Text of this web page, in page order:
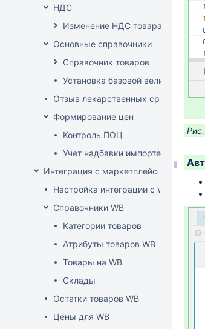
НДС
Изменение НДС товара
Основные справочники
Справочник товаров
Установка базовой величины
Отзыв лекарственных средств из
Формирование цен
Контроль ПОЦ
Учет надбавки импортера в
Интеграция с маркетплейсом
Настройка интеграции с WB API
Справочники WB
Категории товаров
Атрибуты товаров WB
Товары на WB
Склады
Остатки товаров WB
Цены для WB